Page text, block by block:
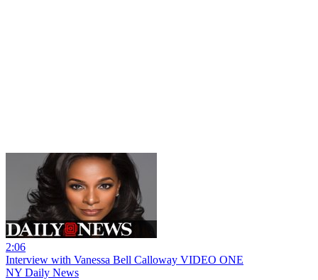
2:06
Interview with Vanessa Bell Calloway VIDEO ONE
NY Daily News